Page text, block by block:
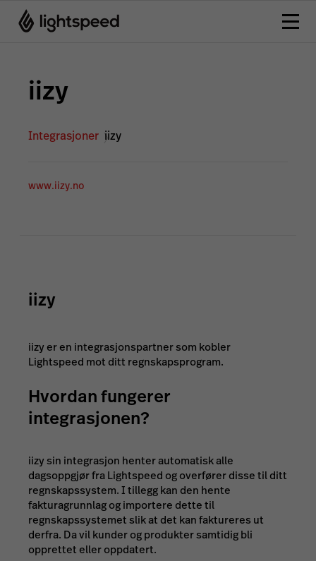
iizy
Integrasjoner iizy
www.iizy.no
iizy
iizy er en integrasjonspartner som kobler
Lightspeed mot ditt regnskapsprogram.
Hvordan fungerer
integrasjonen?
iizy sin integrasjon henter automatisk alle
dagsoppgjør fra Lightspeed og overfører disse til ditt
regnskapssystem. I tillegg kan den hente
fakturagrunnlag og importere dette til
regnskapssystemet slik at det kan faktureres ut
derfra. Da vil kunder og produkter samtidig bli
opprettet eller oppdatert.